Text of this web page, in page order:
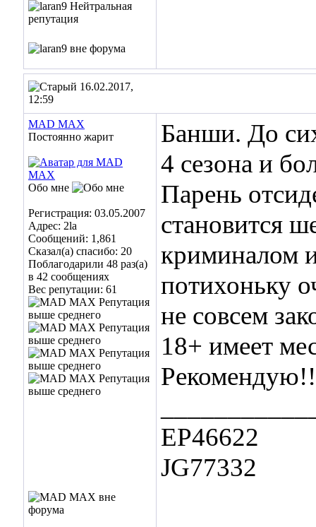
16.02.2017,
12:59
MAD MAX
Постоянно жарит
Обо мне
Регистрация: 03.05.2007
Адрес: 2la
Сообщений: 1,861
Сказал(а) спасибо: 20
Поблагодарили 48 раз(а)
в 42 сообщениях
Вес репутации: 61
Банши. До
4 сезона и
Парень
становится
криминалом
потихоньку
не совсем
18+ имеет
EP46622
JG77332